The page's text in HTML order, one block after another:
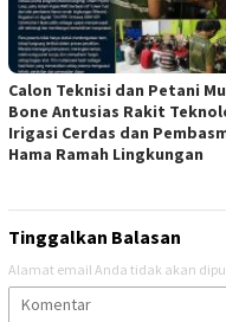
Calon Teknisi dan Petani
Bone Antusias Rakit
Irigasi Cerdas dan
Hama Ramah Lingkungan
Tinggalkan Balasan
Alamat email Anda tidak akan